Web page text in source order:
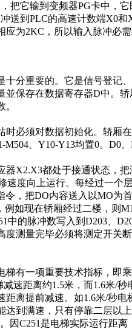
把它输到变频器PG卡中，
送到PLC的高速计数端X0
应为2KC，所以输入脉冲必
十分重要的。它是信号登记
並保存在数据寄存器D中。
时必须对数据初始化。轿厢
M504、Y10-Y13均置0。D0
器X2.X3都处于接通状态，
速度向上运行。每经过一个
令，把DO内容送入以MO为
如现在轿厢经过二楼，则
中的脉冲数写入到D203、
度测量完毕必须将测定开关
梯有一项重要技术指标，即
速距离约1.5米，而1.6米/
距离提前减速。如1.6米/秒
达到满速，只有停靠二层以
因C251是电梯实际运行距